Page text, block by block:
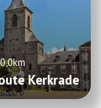
0,0km
Kerkrade